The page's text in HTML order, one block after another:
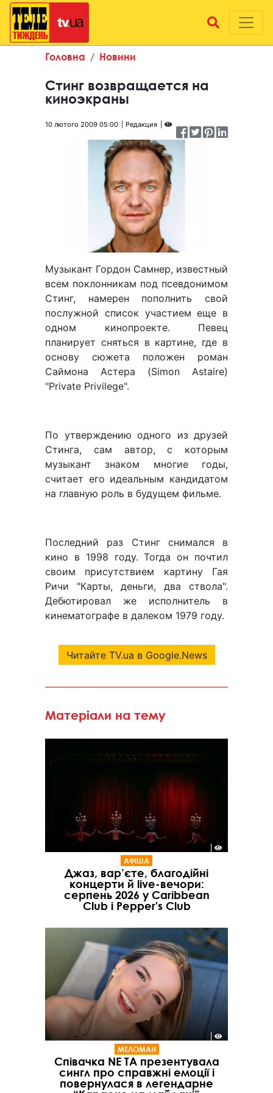
Головна Новини
Стинг возвращается на
киноэкраны
10 лютого 2009 05:00 Редакция
Музыкант Гордон Самнер, известный
всем поклонникам под псевдонимом
Стинг, намерен пополнить свой
послужной список участием еще в
одном кинопроекте. Певец
планирует сняться в картине, где в
основу сюжета положен роман
Саймона Астера (Simon Astaire)
"Private Privilege".
По утверждению одного из друзей
Стинга, сам автор, с которым
музыкант знаком многие годы,
считает его идеальным кандидатом
на главную роль в будущем фильме.
Последний раз Стинг снимался в
кино в 1998 году. Тогда он почтил
своим присутствием картину Гая
Ричи "Карты, деньги, два ствола".
Дебютировал же исполнитель в
кинематографе в далеком 1979 году.
Читайте TV.ua в Google.News
Матеріали на тему
АФІША
Джаз, вар’єте, благодійні
концерти й live-вечори:
серпень 2026 у Caribbean
Club і Pepper's Club
МЕЛОМАН
Співачка NE TA презентувала
сингл про справжні емоції і
повернулася в легендарне